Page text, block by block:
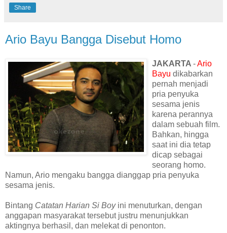
Share
Ario Bayu Bangga Disebut Homo
JAKARTA -Ario
Bayu dikabarkan
pernah menjadi
pria penyuka
sesama jenis
karena perannya
dalam sebuah film.
Bahkan, hingga
saat ini dia tetap
dicap sebagai
seorang homo.
Namun, Ario mengaku bangga dianggap pria penyuka
sesama jenis.
Bintang Catatan Harian Si Boyini menuturkan, dengan
anggapan masyarakat tersebut justru menunjukkan
aktingnya berhasil, dan melekat di penonton.